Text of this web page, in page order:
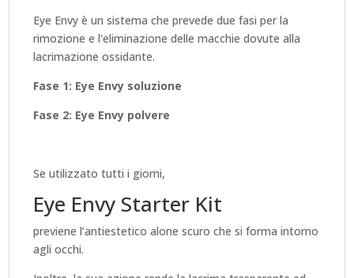
Eye Envy è un sistema che prevede due fasi per la
rimozione e l'eliminazione delle macchie dovute alla
lacrimazione ossidante.
Fase 1: Eye Envy soluzione
Fase 2: Eye Envy polvere
Se utilizzato tutti i giorni,
Eye Envy Starter Kit
previene l’antiestetico alone scuro che si forma intorno
agli occhi.